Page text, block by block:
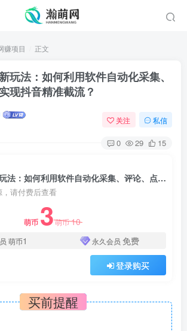
赚项目 正文
玩法：如何利用软件自动化采集、
现抖音精准截流？
关注 私信
0 29 15
抖音自动截流新玩法：如何利用软件自动化采集、评论、点赞，实现抖音精准截流？
请付费后查看
萌币 3萌币10
萌币1 永久会员 免费
登录购买
买前提醒